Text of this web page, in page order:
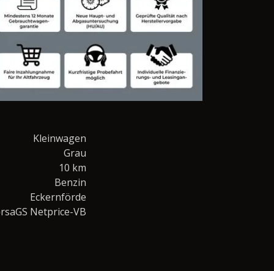
Kleinwagen
Grau
10 km
Benzin
Eckernförde
Netprice-VB